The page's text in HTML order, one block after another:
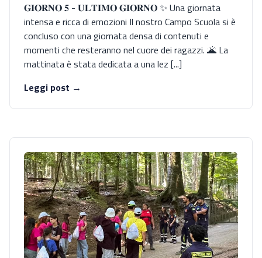
𝐆𝐈𝐎𝐑𝐍𝐎 𝟓 - 𝐔𝐋𝐓𝐈𝐌𝐎 𝐆𝐈𝐎𝐑𝐍𝐎 ✨ Una giornata
intensa e ricca di emozioni Il nostro Campo Scuola si è
concluso con una giornata densa di contenuti e
momenti che resteranno nel cuore dei ragazzi. 🌋 La
mattinata è stata dedicata a una lez [...]
Leggi post →